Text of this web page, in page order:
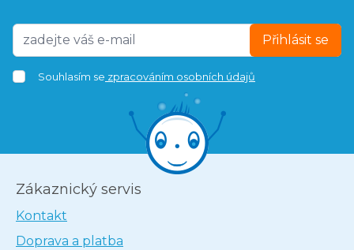
Přihlásit se
Souhlasím se zpracováním osobních údajů
Zákaznický servis
Kontakt
Doprava a platba